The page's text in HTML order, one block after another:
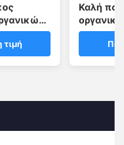
κόκκων
τιμή
Καλή
Machine